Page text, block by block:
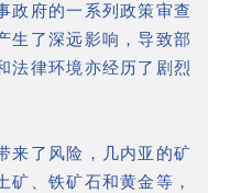
政府的一系列政策审查
生了深远影响，导致部
法律环境亦经历了剧烈
来了风险，几内亚的矿
矿、铁矿石和黄金等，